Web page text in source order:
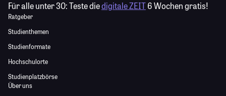
Für alle unter 30:Teste diedigitale ZEIT6 Wochen gratis!
Ratgeber
Studienthemen
Studienformate
Hochschulorte
Studienplatzbörse
Über uns